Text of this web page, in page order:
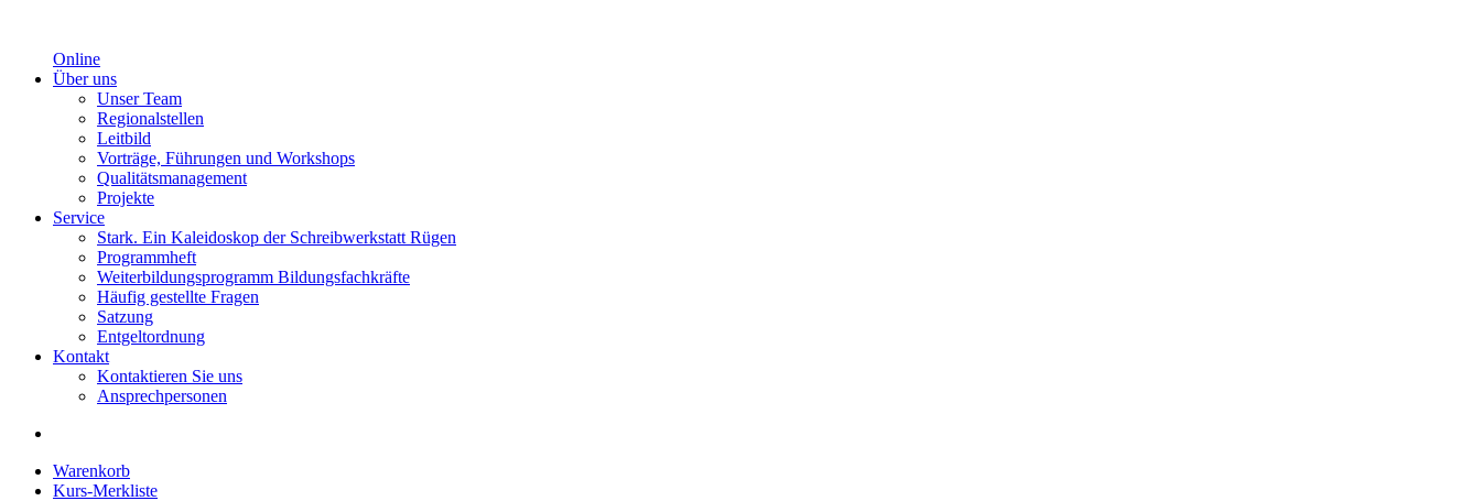
Online
Über uns
Unser Team
Regionalstellen
Leitbild
Vorträge, Führungen und Workshops
Qualitätsmanagement
Projekte
Service
Stark. Ein Kaleidoskop der Schreibwerkstatt Rügen
Programmheft
Weiterbildungsprogramm Bildungsfachkräfte
Häufig gestellte Fragen
Satzung
Entgeltordnung
Kontakt
Kontaktieren Sie uns
Ansprechpersonen
Warenkorb
Kurs-Merkliste